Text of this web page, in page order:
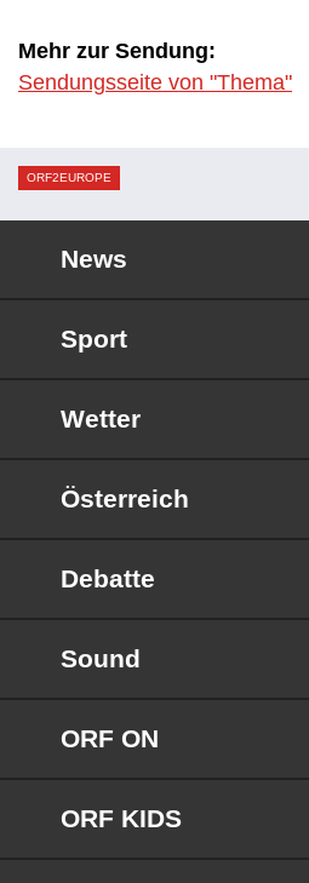
Mehr zur Sendung:
Sendungsseite von "Thema"
ORF2EUROPE
News
Sport
Wetter
Österreich
Debatte
Sound
ORF ON
ORF KIDS